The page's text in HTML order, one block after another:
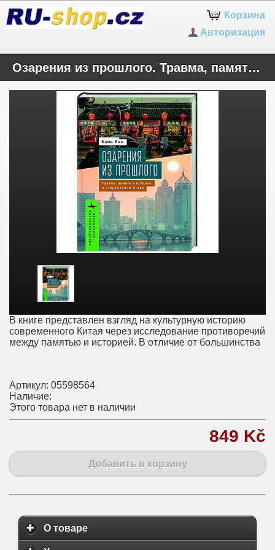
Корзина
Авторизация
Озарения из прошлого. Травма, память и история в современном Китае
В книге представлен взгляд на культурную историю
современного Китая через исследование противоречий
между памятью и историей. В отличие от большинства
Артикул: 05598564
Наличие:
Этого товара нет в наличии
849 Kč
Добавить в корзину
О товаре